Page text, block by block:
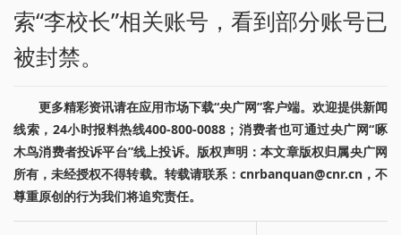
索“李校长”相关账号，看到部分账号已
被封禁。
更多精彩资讯请在应用市场下载“央广网”客户端。欢迎提供新闻
线索，24小时报料热线400-800-0088；消费者也可通过央广网“啄
木鸟消费者投诉平台”线上投诉。版权声明：本文章版权归属央广网
所有，未经授权不得转载。转载请联系：cnrbanquan@cnr.cn，不
尊重原创的行为我们将追究责任。